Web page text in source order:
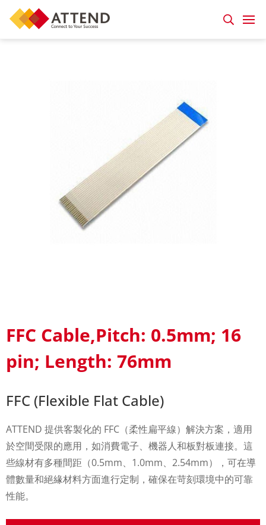
FFC Cable,Pitch: 0.5mm; 16
pin; Length: 76mm
FFC (Flexible Flat Cable)
ATTEND 提供客製化的 FFC（柔性扁平線）解決方案，適用
於空間受限的應用，如消費電子、機器人和板對板連接。這
些線材有多種間距（0.5mm、1.0mm、2.54mm），可在導
體數量和絕緣材料方面進行定制，確保在苛刻環境中的可靠
性能。